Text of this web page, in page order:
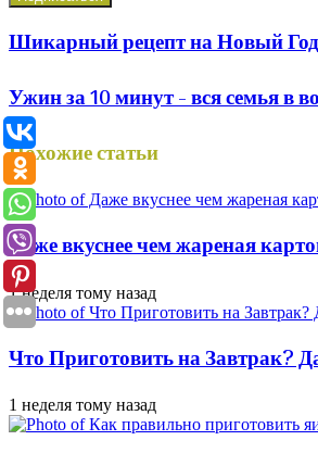
Шикарный рецепт на Новый
Ужин за 10 минут - вся семья в
Похожие статьи
Даже вкуснее чем жареная
1 неделя тому назад
Что Приготовить на Завтрак?
1 неделя тому назад